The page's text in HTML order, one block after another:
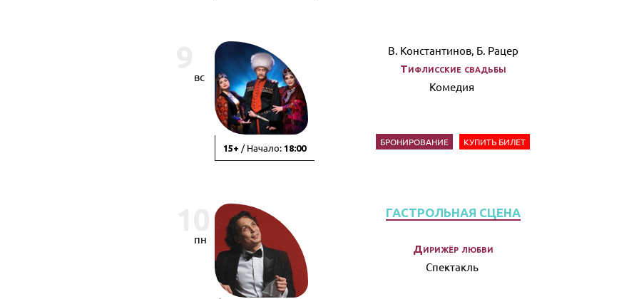
вс
15+ / Начало: 18:00
В. Константинов, Б. Рацер
Тифлисские свадьбы
Комедия
БРОНИРОВАНИЕ КУПИТЬ БИЛЕТ
пн
ГАСТРОЛЬНАЯ СЦЕНА
Дирижёр любви
Спектакль